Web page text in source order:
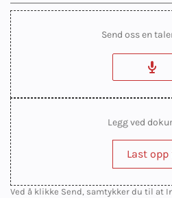
Send oss en
Legg ved
Last opp
Ved å klikke Send, samtykker du til at